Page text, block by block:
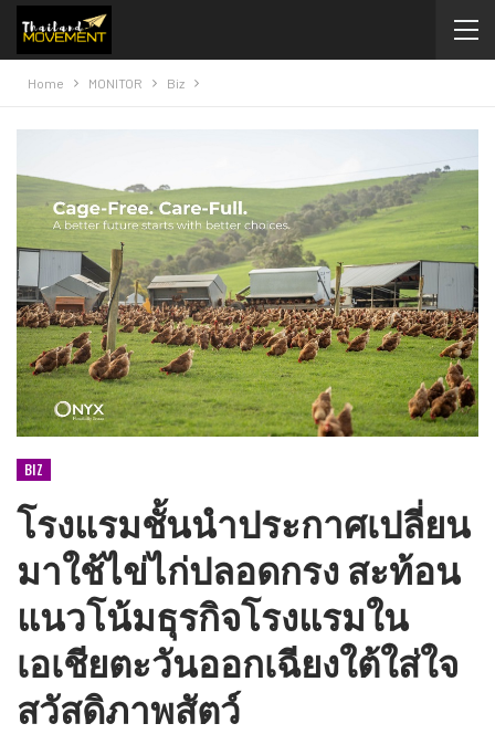
Home MONITOR Biz
BIZ
โรงแรมชั้นนำประกาศเปลี่ยน
มาใช้ไข่ไก่ปลอดกรง สะท้อน
แนวโน้มธุรกิจโรงแรมใน
เอเชียตะวันออกเฉียงใต้ใส่ใจ
สวัสดิภาพสัตว์